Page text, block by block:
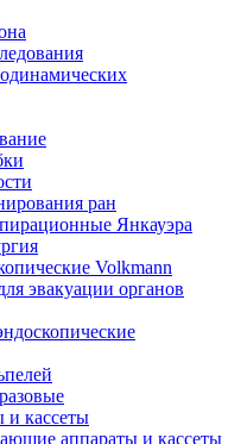
ран
Янкауэра
Volkmann
эвакуации органов
кассеты
аппараты и кассеты